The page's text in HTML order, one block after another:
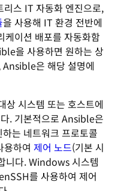
스 IT 자동화 엔진으로,
을 사용해 IT 환경 전반에
케이션 배포를 자동화함
을 사용하면 원하는 상
은 해당 설명에
시스템 또는 호스트에
. 기본적으로 Ansible은
는 네트워크 프로토콜
하여 제어 노드(기본 시
니다. Windows 시스템
를 사용하여 제어